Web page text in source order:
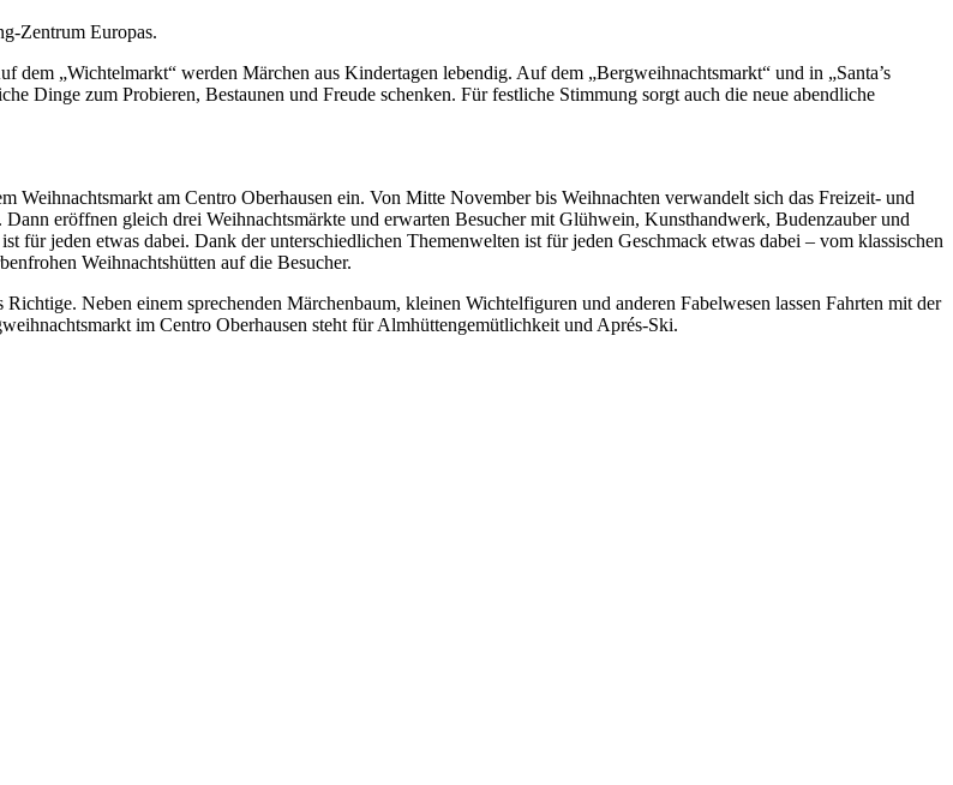
Zentrum Europas.
„Wichtelmarkt“ werden Märchen aus Kindertagen lebendig. Auf dem „Bergweihnachtsmarkt“ und in „Santa’s
Dinge zum Probieren, Bestaunen und Freude schenken. Für festliche Stimmung sorgt auch die neue abendliche
Weihnachtsmarkt am Centro Oberhausen ein. Von Mitte November bis Weihnachten verwandelt sich das Freizeit- und
eröffnen gleich drei Weihnachtsmärkte und erwarten Besucher mit Glühwein, Kunsthandwerk, Budenzauber und
jeden etwas dabei. Dank der unterschiedlichen Themenwelten ist für jeden Geschmack etwas dabei – vom klassischen
Weihnachtshütten auf die Besucher.
Neben einem sprechenden Märchenbaum, kleinen Wichtelfiguren und anderen Fabelwesen lassen Fahrten mit der
im Centro Oberhausen steht für Almhüttengemütlichkeit und Aprés-Ski.